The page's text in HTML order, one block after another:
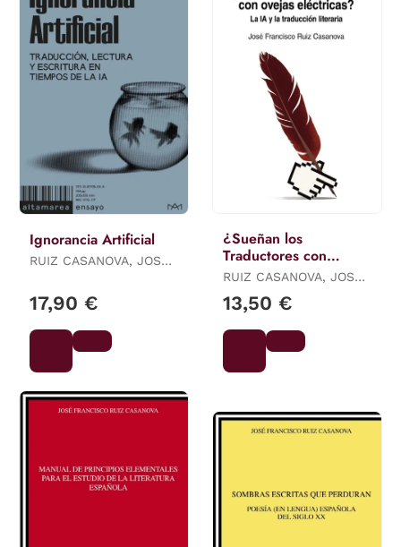
Ignorancia Artificial
RUIZ CASANOVA, JOSE
17,90 €
¿Sueñan los
Traductores con
Ovejas Eléctricas?
RUIZ CASANOVA, JOSÉ
FRANCISCO
13,50 €